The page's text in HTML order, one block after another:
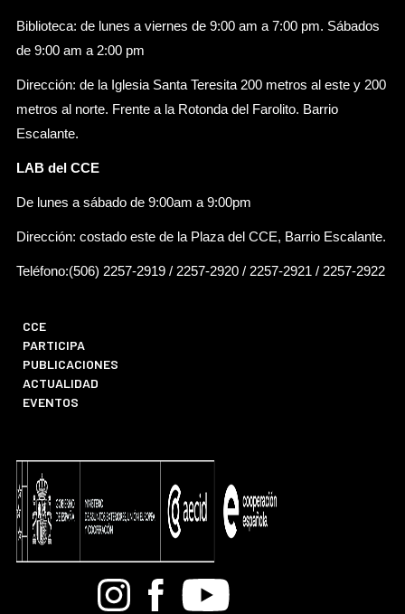
Biblioteca: de lunes a viernes de 9:00 am a 7:00 pm. Sábados
de 9:00 am a 2:00 pm
Dirección: de la Iglesia Santa Teresita 200 metros al este y 200
metros al norte. Frente a la Rotonda del Farolito. Barrio
Escalante.
LAB del CCE
De lunes a sábado de 9:00am a 9:00pm
Dirección: costado este de la Plaza del CCE, Barrio Escalante.
Teléfono:(506) 2257-2919 / 2257-2920 / 2257-2921 / 2257-2922
CCE
PARTICIPA
PUBLICACIONES
ACTUALIDAD
EVENTOS
BandcampInstagramFacebook
Youtube